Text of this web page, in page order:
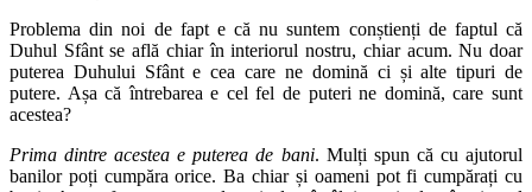
Problema din noi de fapt e că nu suntem conștienți de faptul că
Duhul Sfânt se află chiar în interiorul nostru, chiar acum. Nu doar
puterea Duhului Sfânt e cea care ne domină ci și alte tipuri de
putere. Așa că întrebarea e cel fel de puteri ne domină, care sunt
acestea?
Prima dintre acestea e puterea de bani. Mulți spun că cu ajutorul
banilor poți cumpăra orice. Ba chiar și oameni pot fi cumpărați cu